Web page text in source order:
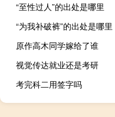
“至性过人”的出处是哪里
“为我补破裤”的出处是哪里
原作高木同学嫁给了谁
视觉传达就业还是考研
考完科二用签字吗